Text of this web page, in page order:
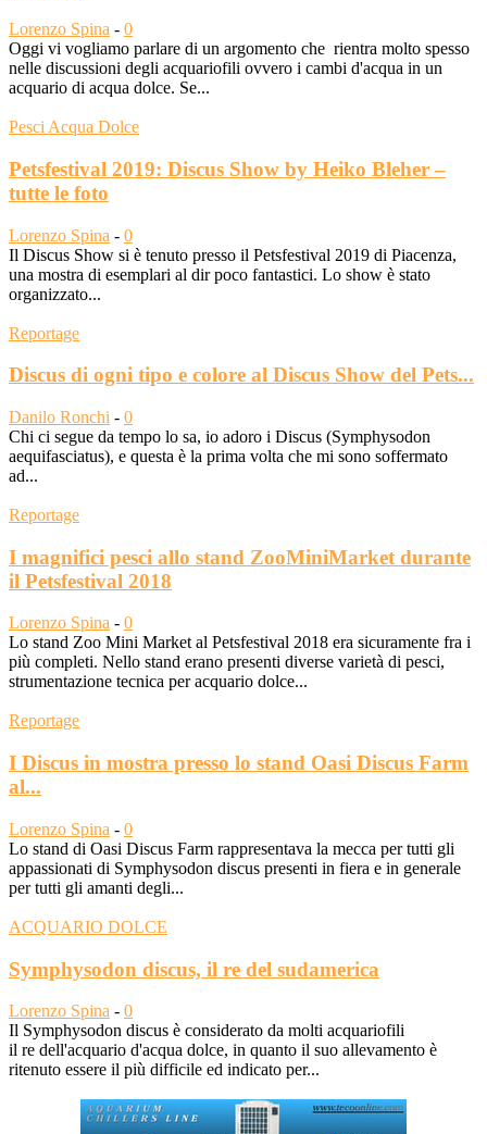
Lorenzo Spina - 0
Oggi vi vogliamo parlare di un argomento che rientra molto spesso
nelle discussioni degli acquariofili ovvero i cambi d'acqua in un
acquario di acqua dolce. Se...
Pesci Acqua Dolce
Petsfestival 2019: Discus Show by Heiko Bleher –
tutte le foto
Lorenzo Spina - 0
Il Discus Show si è tenuto presso il Petsfestival 2019 di Piacenza,
una mostra di esemplari al dir poco fantastici. Lo show è stato
organizzato...
Reportage
Discus di ogni tipo e colore al Discus Show del Pets...
Danilo Ronchi - 0
Chi ci segue da tempo lo sa, io adoro i Discus (Symphysodon
aequifasciatus), e questa è la prima volta che mi sono soffermato
ad...
Reportage
I magnifici pesci allo stand ZooMiniMarket durante
il Petsfestival 2018
Lorenzo Spina - 0
Lo stand Zoo Mini Market al Petsfestival 2018 era sicuramente fra i
più completi. Nello stand erano presenti diverse varietà di pesci,
strumentazione tecnica per acquario dolce...
Reportage
I Discus in mostra presso lo stand Oasi Discus Farm
al...
Lorenzo Spina - 0
Lo stand di Oasi Discus Farm rappresentava la mecca per tutti gli
appassionati di Symphysodon discus presenti in fiera e in generale
per tutti gli amanti degli...
ACQUARIO DOLCE
Symphysodon discus, il re del sudamerica
Lorenzo Spina - 0
Il Symphysodon discus è considerato da molti acquariofili
il re dell'acquario d'acqua dolce, in quanto il suo allevamento è
ritenuto essere il più difficile ed indicato per...